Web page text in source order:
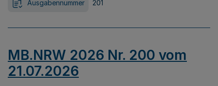
Ausgabennummer 201
MB.NRW 2026 Nr. 200 vom
21.07.2026